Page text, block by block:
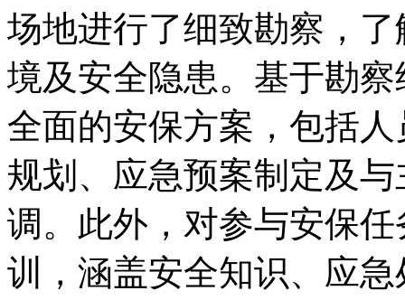
场地进行了细致勘察，
境及安全隐患。基于勘
全面的安保方案，包括
规划、应急预案制定及
调。此外，对参与安保
训，涵盖安全知识、应